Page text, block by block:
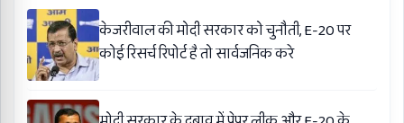
केजरीवाल की मोदी सरकार को चुनौती, E-20 पर
कोई रिसर्च रिपोर्ट है तो सार्वजनिक करे